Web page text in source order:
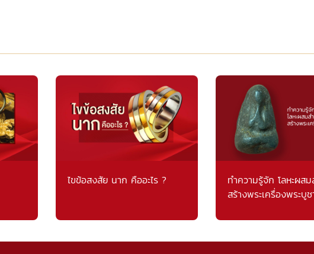
ไขข้อสงสัย นาก คืออะไร ?
ทำความรู้จัก โลหะผส
สร้างพระเครื่องพระบูช